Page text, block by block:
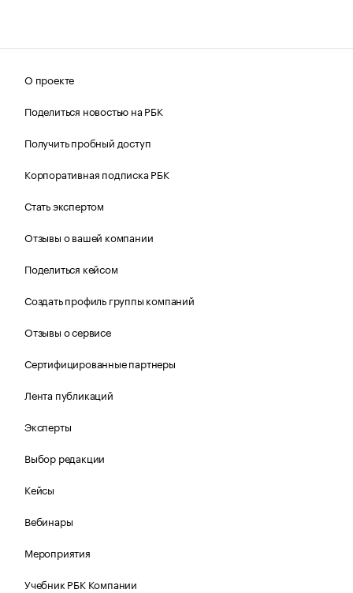
О проекте
Поделиться новостью на РБК
Получить пробный доступ
Корпоративная подписка РБК
Стать экспертом
Отзывы о вашей компании
Поделиться кейсом
Создать профиль группы компаний
Отзывы о сервисе
Сертифицированные партнеры
Лента публикаций
Эксперты
Выбор редакции
Кейсы
Вебинары
Мероприятия
Учебник РБК Компании